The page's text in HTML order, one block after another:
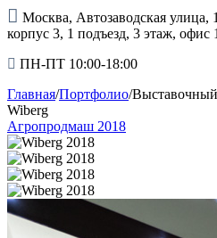
Москва, Автозаводская улица,
корпус 3, 1 подъезд, 3 этаж, офис
ПН-ПТ 10:00-18:00
Главная/Портфолио/
Wiberg
Агропродмаш 2018